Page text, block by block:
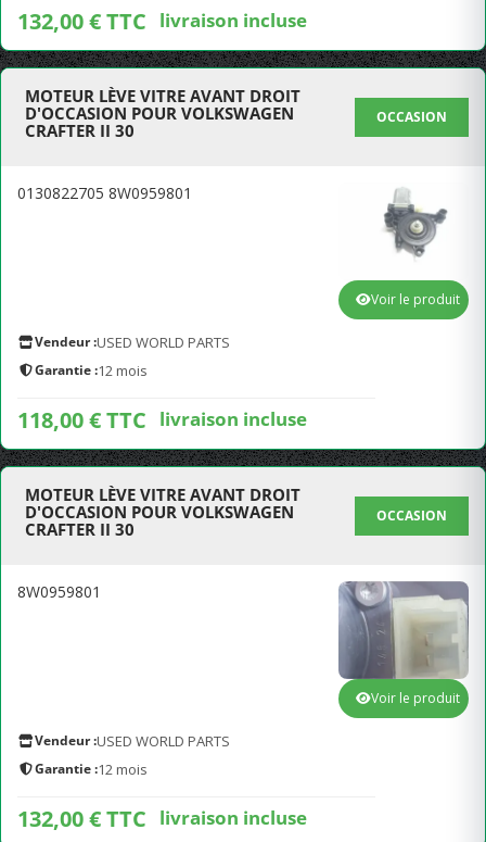
132,00 € TTC livraison incluse
MOTEUR LÈVE VITRE AVANT DROIT
D'OCCASION POUR VOLKSWAGEN
CRAFTER II 30
OCCASION
0130822705 8W0959801
Vendeur :USED WORLD PARTS
Garantie :12 mois
118,00 € TTC livraison incluse
Voir le produit
MOTEUR LÈVE VITRE AVANT DROIT
D'OCCASION POUR VOLKSWAGEN
CRAFTER II 30
OCCASION
8W0959801
Vendeur :USED WORLD PARTS
Garantie :12 mois
132,00 € TTC livraison incluse
Voir le produit